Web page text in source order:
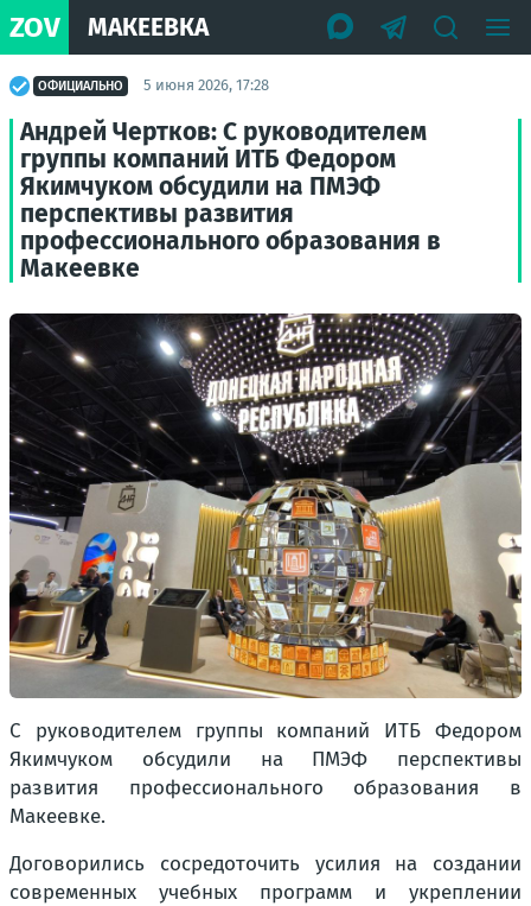
ZOV МАКЕЕВКА
ОФИЦИАЛЬНО 5 июня 2026, 17:28
Андрей Чертков: С руководителем
группы компаний ИТБ Федором
Якимчуком обсудили на ПМЭФ
перспективы развития
профессионального образования в
Макеевке
С руководителем группы компаний ИТБ Федором
Якимчуком обсудили на ПМЭФ перспективы
развития профессионального образования в
Макеевке.
Договорились сосредоточить усилия на создании
современных учебных программ и укреплении